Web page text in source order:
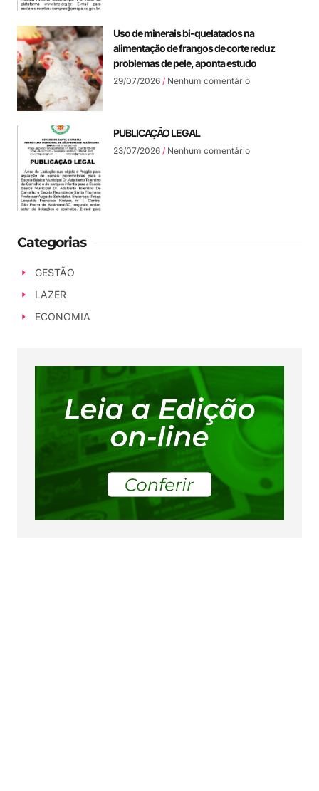
Uso de minerais bi-quelatados na
alimentação de frangos de corte reduz
problemas de pele, aponta estudo
29/07/2026 Nenhum comentário
PUBLICAÇÃO LEGAL
23/07/2026 Nenhum comentário
Categorias
GESTÃO
LAZER
ECONOMIA